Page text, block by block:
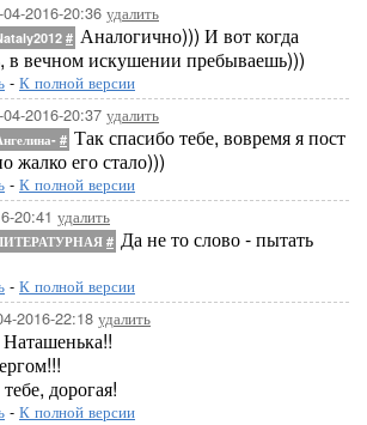
2016-20:36 удалить
# Аналогично))) И вот когда
в вечном искушении пребываешь)))
- К полной версии
2016-20:37 удалить
# Так спасибо тебе, вовремя я пост
жалко его стало)))
- К полной версии
20:41 удалить
ЛИТЕРАТУРНАЯ # Да не то слово - пытать
- К полной версии
2016-22:18 удалить
дорогая!
- К полной версии